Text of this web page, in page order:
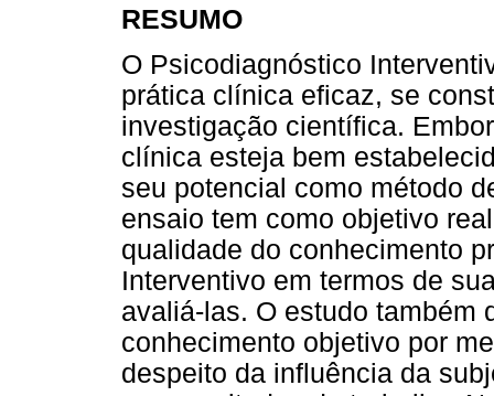
RESUMO
O Psicodiagnóstico
prática clínica eficaz, se
investigação científica.
clínica esteja bem
seu potencial como método
ensaio tem como objetivo
qualidade do conhecimento
Interventivo em termos de
avaliá-las. O estudo também
conhecimento objetivo por
despeito da influência da